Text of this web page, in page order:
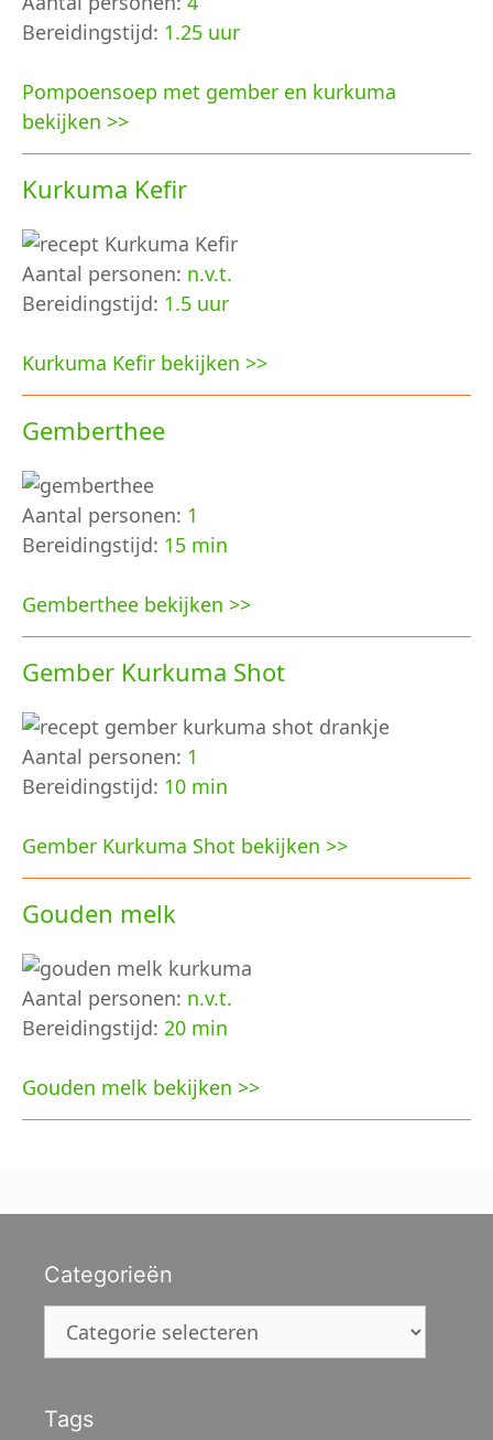
Bereidingstijd: 1.25 uur
Pompoensoep met gember en kurkuma
bekijken >>
Kurkuma Kefir
Aantal personen: n.v.t.
Bereidingstijd: 1.5 uur
Kurkuma Kefir bekijken >>
Gemberthee
Aantal personen: 1
Bereidingstijd: 15 min
Gemberthee bekijken >>
Gember Kurkuma Shot
Aantal personen: 1
Bereidingstijd: 10 min
Gember Kurkuma Shot bekijken >>
Gouden melk
Aantal personen: n.v.t.
Bereidingstijd: 20 min
Gouden melk bekijken >>
Categorieën
Categorieën
Tags